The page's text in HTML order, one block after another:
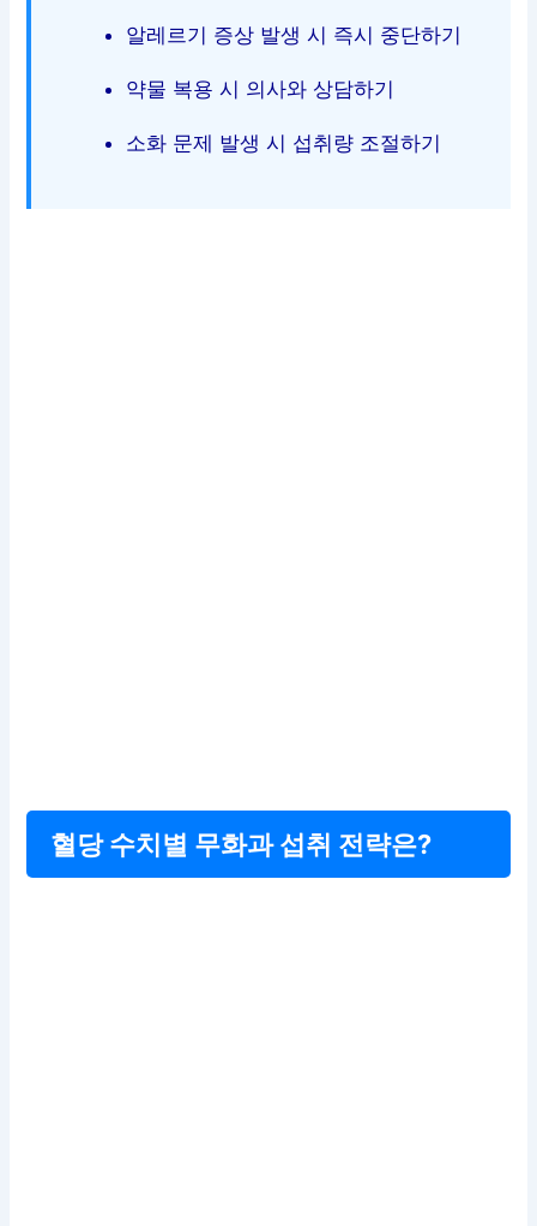
알레르기 증상 발생 시 즉시 중단하기
약물 복용 시 의사와 상담하기
소화 문제 발생 시 섭취량 조절하기
혈당 수치별 무화과 섭취 전략은?